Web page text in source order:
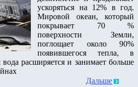
ускоряться на 12% в год.
Мировой океан, который
покрывает 70 %
поверхности Земли,
поглощает около 90%
появившегося тепла, в
вода расширяется и занимает больше
Дальше